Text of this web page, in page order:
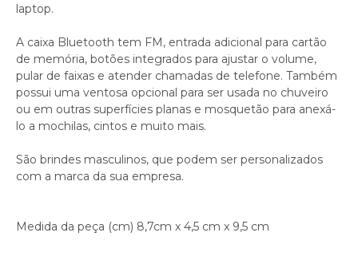
laptop.
A caixa Bluetooth tem FM, entrada adicional para cartão
de memória, botões integrados para ajustar o volume,
pular de faixas e atender chamadas de telefone. Também
possui uma ventosa opcional para ser usada no chuveiro
ou em outras superfícies planas e mosquetão para anexá-
lo a mochilas, cintos e muito mais.
São brindes masculinos, que podem ser personalizados
com a marca da sua empresa.
Medida da peça (cm) 8,7cm x 4,5 cm x 9,5 cm